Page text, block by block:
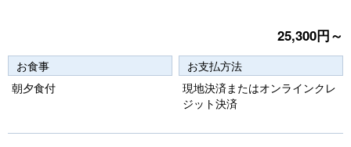
o
u
xt
25,300円～
お食事
朝夕食付
お支払方法
現地決済またはオンラインクレ
ジット決済